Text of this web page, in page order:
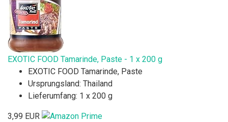
EXOTIC FOOD Tamarinde, Paste - 1 x 200 g
EXOTIC FOOD Tamarinde, Paste
Ursprungsland: Thailand
Lieferumfang: 1 x 200 g
3,99 EUR